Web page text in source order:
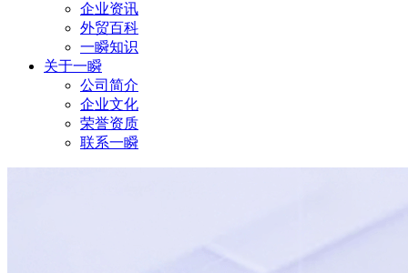
企业资讯
外贸百科
一瞬知识
关于一瞬
公司简介
企业文化
荣誉资质
联系一瞬